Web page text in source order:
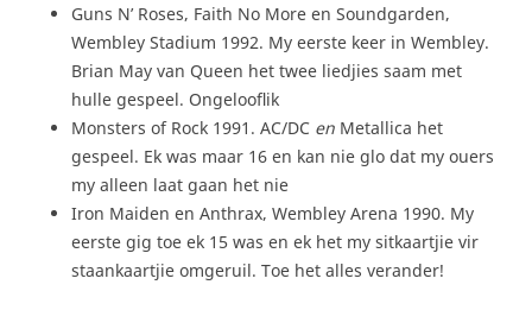
Guns N’ Roses, Faith No More en Soundgarden,
Wembley Stadium 1992. My eerste keer in Wembley.
Brian May van Queen het twee liedjies saam met
hulle gespeel. Ongelooflik
Monsters of Rock 1991. AC/DC en Metallica het
gespeel. Ek was maar 16 en kan nie glo dat my ouers
my alleen laat gaan het nie
Iron Maiden en Anthrax, Wembley Arena 1990. My
eerste gig toe ek 15 was en ek het my sitkaartjie vir
staankaartjie omgeruil. Toe het alles verander!